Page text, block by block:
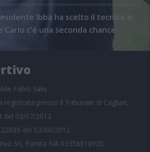
Ibba ha scelto il tecnico e
c'è una seconda chance
Fabio Salis
registrata presso il Tribunale di Cagliari,
del 03/07/2012
del 03/08/2012
Srl, Partita IVA 03356010920